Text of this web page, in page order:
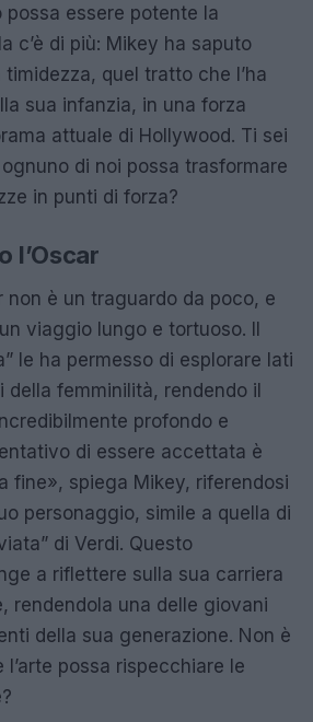
possa essere potente la
c’è di più: Mikey ha saputo
quel tratto che l’ha
sua infanzia, in una forza
attuale di Hollywood. Ti sei
di noi possa trasformare
in punti di forza?
l’Oscar
non è un traguardo da poco, e
viaggio lungo e tortuoso. Il
le ha permesso di esplorare lati
della femminilità, rendendo il
profondo e
di essere accettata è
fine», spiega Mikey, riferendosi
personaggio, simile a quella di
di Verdi. Questo
a riflettere sulla sua carriera
rendendola una delle giovani
della sua generazione. Non è
possa rispecchiare le